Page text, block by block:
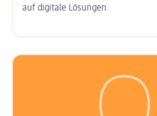
auf digitale Lösungen.